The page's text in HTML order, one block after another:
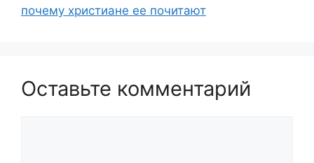
почему христиане ее почитают
Оставьте комментарий